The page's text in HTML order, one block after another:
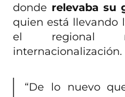
donde relevaba su
quien está llevando
el regional
internacionalización.
“De lo nuevo